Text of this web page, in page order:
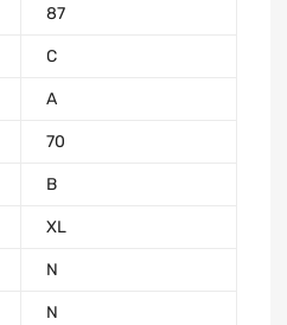
87
C
A
70
B
XL
N
N